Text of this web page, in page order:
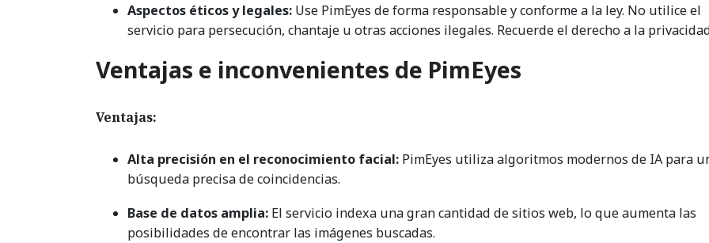
Aspectos éticos y legales: Use PimEyes de forma responsable y conforme a la ley. No utilice el
servicio para persecución, chantaje u otras acciones ilegales. Recuerde el derecho a la
Ventajas e inconvenientes de PimEyes
Ventajas:
Alta precisión en el reconocimiento facial: PimEyes utiliza algoritmos modernos de IA para
búsqueda precisa de coincidencias.
Base de datos amplia: El servicio indexa una gran cantidad de sitios web, lo que aumenta las
posibilidades de encontrar las imágenes buscadas.